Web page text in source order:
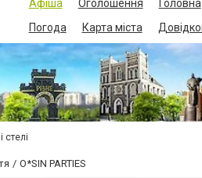
Афіша Оголошення
Головна
Погода
Карта міста
стелі
O*SIN PARTIES